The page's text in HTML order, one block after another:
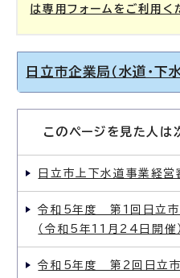
は専用フォームをご利用く
日立市企業局（水道・下水
このページを見た人は
日立市上下水道事業経営
令和5年度 第1回日立市
（令和5年11月24日開催）
令和5年度 第2回日立市